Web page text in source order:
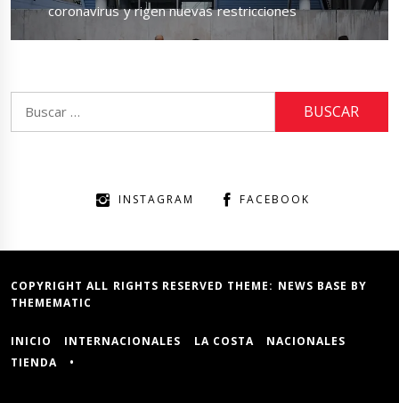
post:
coronavirus y rigen nuevas restricciones
INSTAGRAM FACEBOOK
COPYRIGHT ALL RIGHTS RESERVED THEME: NEWS BASE BY
THEMEMATIC
INICIO INTERNACIONALES LA COSTA
NACIONALES
TIENDA
•